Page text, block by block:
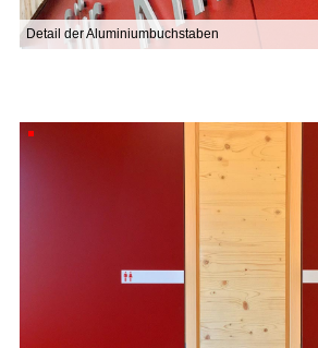
Detail der Aluminiumbuchstaben